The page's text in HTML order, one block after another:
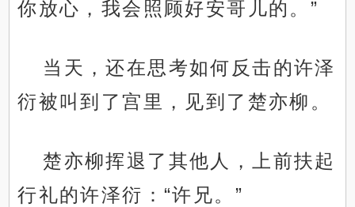
你放心，我会照顾好安哥儿的。”
当天，还在思考如何反击的许泽
衍被叫到了宫里，见到了楚亦柳。
楚亦柳挥退了其他人，上前扶起
行礼的许泽衍：“许兄。”